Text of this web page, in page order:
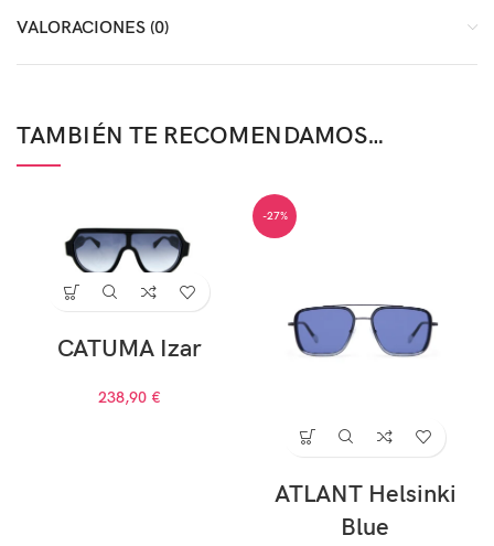
VALORACIONES (0)
TAMBIÉN TE RECOMENDAMOS…
CATUMA Izar
238,90 €
-27%
ATLANT Helsinki
Blue